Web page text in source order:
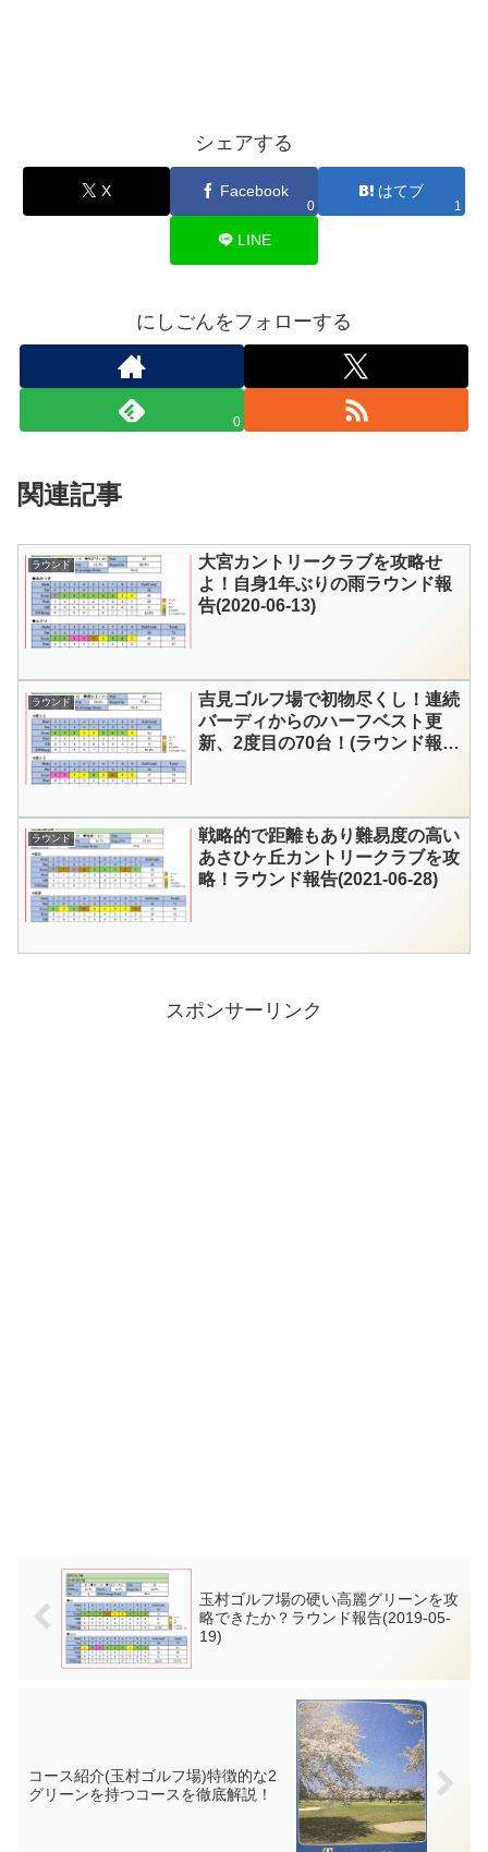
シェアする
X Facebook
0
はてブ
1
LINE
にしごんをフォローする
0
関連記事
ラウンド
大宮カントリークラブを攻略せ
よ！自身1年ぶりの雨ラウンド報
告(2020-06-13)
ラウンド
吉見ゴルフ場で初物尽くし！連続
バーディからのハーフベスト更
新、2度目の70台！(ラウンド報告
ラウンド
戦略的で距離もあり難易度の高い
あさひヶ丘カントリークラブを攻
略！ラウンド報告(2021-06-28)
スポンサーリンク
玉村ゴルフ場の硬い高麗グリーンを攻
略できたか？ラウンド報告(2019-05-
19)
コース紹介(玉村ゴルフ場)特徴的な2
グリーンを持つコースを徹底解説！